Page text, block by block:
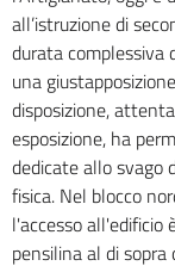
all’istruzione di
durata complessiva
una
disposizione,
esposizione, ha
dedicate allo svago
fisica. Nel blocco
l'accesso all'edificio
pensilina al di